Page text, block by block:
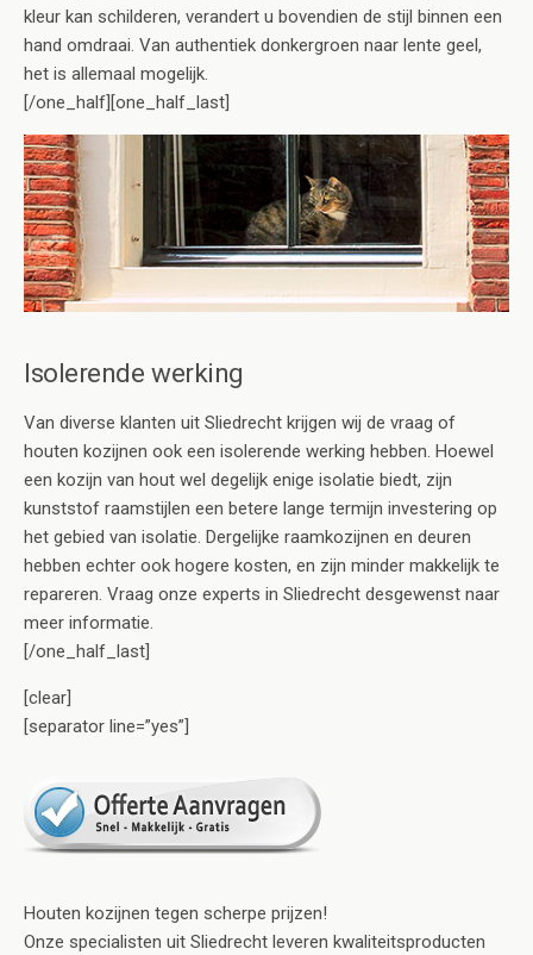
kleur kan schilderen, verandert u bovendien de stijl binnen een
hand omdraai. Van authentiek donkergroen naar lente geel,
het is allemaal mogelijk.
[/one_half][one_half_last]
Isolerende werking
Van diverse klanten uit Sliedrecht krijgen wij de vraag of
houten kozijnen ook een isolerende werking hebben. Hoewel
een kozijn van hout wel degelijk enige isolatie biedt, zijn
kunststof raamstijlen een betere lange termijn investering op
het gebied van isolatie. Dergelijke raamkozijnen en deuren
hebben echter ook hogere kosten, en zijn minder makkelijk te
repareren. Vraag onze experts in Sliedrecht desgewenst naar
meer informatie.
[/one_half_last]
[clear]
[separator line=”yes”]
Houten kozijnen tegen scherpe prijzen!
Onze specialisten uit Sliedrecht leveren kwaliteitsproducten